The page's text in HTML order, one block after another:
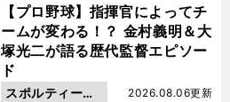
【プロ野球】指揮官によってチ
ームが変わる！？ 金村義明＆大
塚光二が語る歴代監督エピソー
ド
動画
2026.08.06更新
スポルティーバ